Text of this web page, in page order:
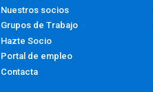
Nuestros socios
Grupos de Trabajo
Hazte Socio
Portal de empleo
Contacta